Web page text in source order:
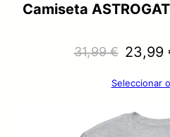
Camiseta
31,99€ El
precio
era:
23,99
Seleccionar